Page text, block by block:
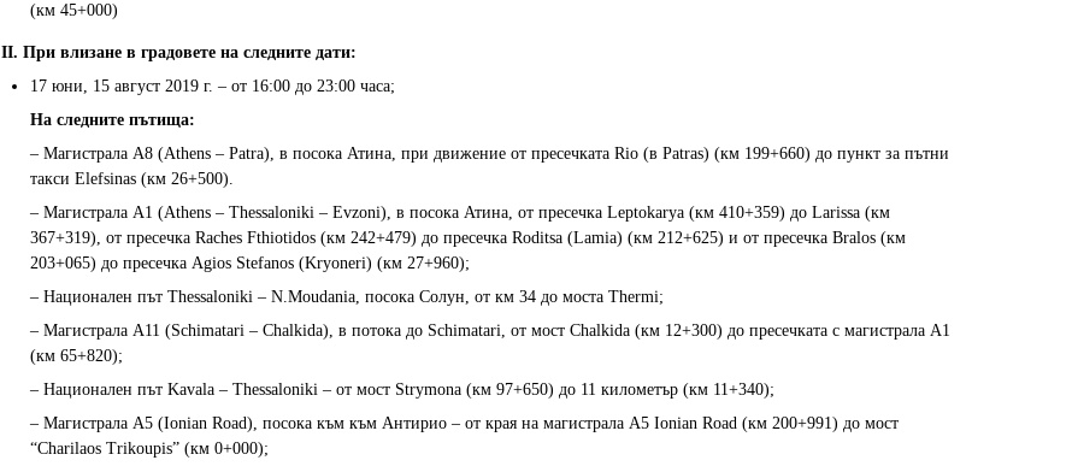
(км 45+000)
II. При влизане в градовете на следните дати:
17 юни, 15 август 2019 г. – от 16:00 до 23:00 часа;
На следните пътища:
– Магистрала A8 (Athens – Patra), в посока Атина, при движение от пресечката Rio (в Patras) (км 199+660) до пункт за пътни
такси Elefsinas (км 26+500).
– Магистрала A1 (Athens – Thessaloniki – Evzoni), в посока Атина, от пресечка Leptokarya (км 410+359) до Larissa (км
367+319), от пресечка Raches Fthiotidos (км 242+479) до пресечка Roditsa (Lamia) (км 212+625) и от пресечка Bralos (км
203+065) до пресечка Agios Stefanos (Kryoneri) (км 27+960);
– Национален път Thessaloniki – N.Moudania, посока Солун, от км 34 до моста Thermi;
– Магистрала A11 (Schimatari – Chalkida), в потока до Schimatari, от мост Chalkida (км 12+300) до пресечката с магистрала A1
(км 65+820);
– Национален път Kavala – Thessaloniki – от мост Strymona (км 97+650) до 11 километър (км 11+340);
– Магистрала A5 (Ionian Road), посока към към Антирио – от края на магистрала А5 Ionian Road (км 200+991) до мост
“Charilaos Trikoupis” (км 0+000);